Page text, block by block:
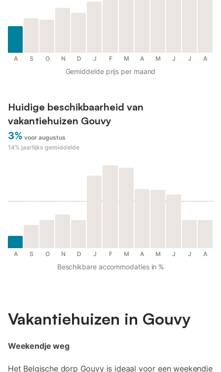
A S O N D J F M A M J J A
Gemiddelde prijs per maand
Huidige beschikbaarheid van
vakantiehuizen Gouvy
3% voor augustus
14% jaarlijks gemiddelde
A S O N D J F M A M J J A
Beschikbare accommodaties in %
Vakantiehuizen in Gouvy
Weekendje weg
Het Belgische dorp Gouvy is ideaal voor een weekendje